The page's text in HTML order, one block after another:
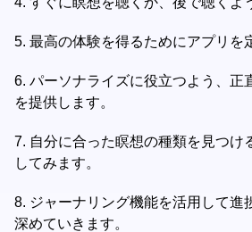
5. 最高の体験を得るためにアプリを
6. パーソナライズに役立つよう、正
を提供します。
7. 自分に合った瞑想の種類を見つけ
してみます。
8. ジャーナリング機能を活用して進
深めていきます。